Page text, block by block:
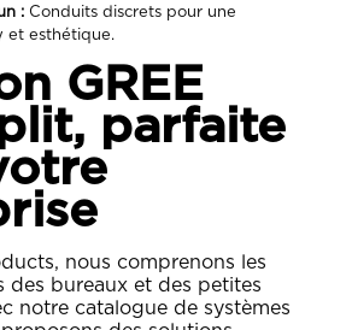
: Conduits discrets pour une
et esthétique.
GREE
parfaite
nous comprenons les
des bureaux et des petites
notre catalogue de systèmes